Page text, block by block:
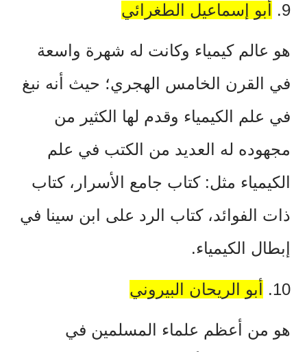
9. أبو إسماعيل الطغرائي
هو عالم كيمياء وكانت له شهرة واسعة
في القرن الخامس الهجري؛ حيث أنه نبغ
في علم الكيمياء وقدم لها الكثير من
مجهوده له العديد من الكتب في علم
الكيمياء مثل: كتاب جامع الأسرار، كتاب
ذات الفوائد، كتاب الرد على ابن سينا في
إبطال الكيمياء.
10. أبو الريحان البيروني
هو من أعظم علماء المسلمين في